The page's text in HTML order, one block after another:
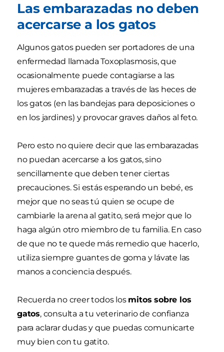
Las embarazadas no deben
acercarse a los gatos
Algunos gatos pueden ser portadores de una
enfermedad llamada Toxoplasmosis, que
ocasionalmente puede contagiarse a las
mujeres embarazadas a través de las heces de
los gatos (en las bandejas para deposiciones o
en los jardines) y provocar graves daños al feto.
Pero esto no quiere decir que las embarazadas
no puedan acercarse a los gatos, sino
sencillamente que deben tener ciertas
precauciones. Si estás esperando un bebé, es
mejor que no seas tú quien se ocupe de
cambiarle la arena al gatito, será mejor que lo
haga algún otro miembro de tu familia. En caso
de que no te quede más remedio que hacerlo,
utiliza siempre guantes de goma y lávate las
manos a conciencia después.
Recuerda no creer todos los mitos sobre los
gatos, consulta a tu veterinario de confianza
para aclarar dudas y que puedas comunicarte
muy bien con tu gatito.